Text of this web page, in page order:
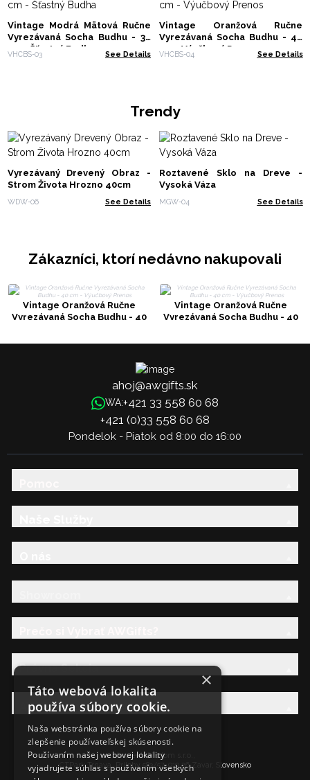
Vintage Modrá Mätová Ručne
Vyrezávaná Socha Budhu - 30
cm - Šťastný Budha
VHCBS-03 See Details
Vintage Oranžová Ručne
Vyrezávaná Socha Budhu - 40
cm - Výučbový Prenos
VHCBS-04 See Details
Trendy
Vyrezávaný Drevený Obraz -
Strom Života Hrozno 40cm
WDW-06 See Details
Roztavené Sklo na Dreve -
Vysoká Váza
MGW-04 See Details
Zákazníci, ktorí nedávno nakupovali
Vintage Oranžová Ručne
Vyrezávaná Socha Budhu - 40
Vintage Oranžová Ručne
Vyrezávaná Socha Budhu - 40
ahoj@awgifts.sk
WA:+421 33 558 60 68
+421 (0)33 558 60 68
Pondelok - Piatok od 8:00 do 16:00
Právna Sekcia
AW Rodina
Ancient Wisdom s.r.o.,
CTPark Trnava, Prílohy 583/57, 919 26 Zavar, Slovensko
×
Táto webová lokalita
používa súbory cookie.
Naša webstránka používa súbory cookie na
zlepšenie používateľskej skúsenosti.
Používaním našej webovej lokality
vyjadrujete súhlas s používaním všetkých